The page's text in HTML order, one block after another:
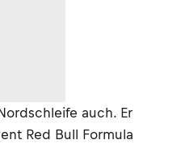
auch. Er
Red Bull Formula